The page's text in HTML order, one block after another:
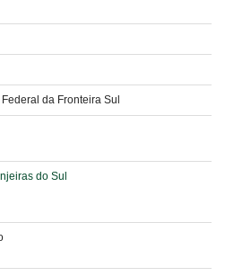
da Fronteira Sul
do Sul